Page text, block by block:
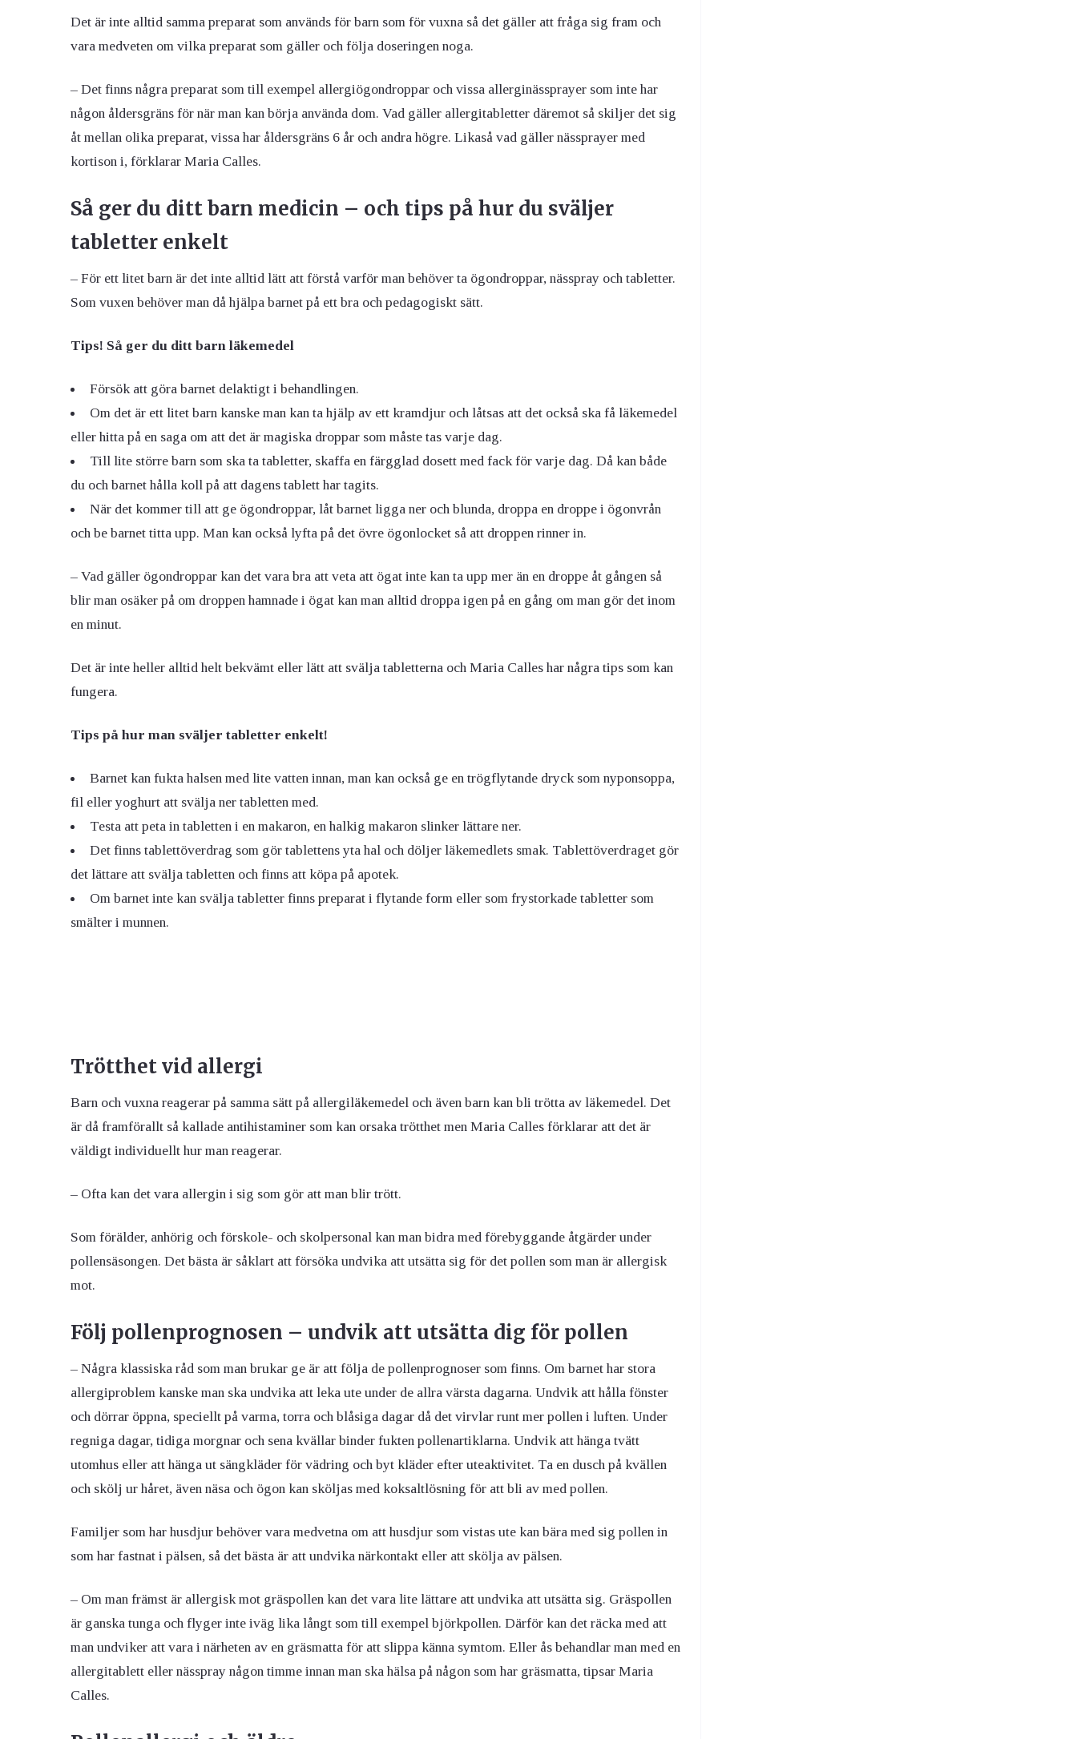
Det är inte alltid samma preparat som används för barn som för vuxna så det gäller att fråga sig fram och
vara medveten om vilka preparat som gäller och följa doseringen noga.
– Det finns några preparat som till exempel allergiögondroppar och vissa allerginässprayer som inte har
någon åldersgräns för när man kan börja använda dom. Vad gäller allergitabletter däremot så skiljer det sig
åt mellan olika preparat, vissa har åldersgräns 6 år och andra högre. Likaså vad gäller nässprayer med
kortison i, förklarar Maria Calles.
Så ger du ditt barn medicin – och tips på hur du sväljer
tabletter enkelt
– För ett litet barn är det inte alltid lätt att förstå varför man behöver ta ögondroppar, nässpray och tabletter.
Som vuxen behöver man då hjälpa barnet på ett bra och pedagogiskt sätt.
Tips! Så ger du ditt barn läkemedel
Försök att göra barnet delaktigt i behandlingen.
Om det är ett litet barn kanske man kan ta hjälp av ett kramdjur och låtsas att det också ska få läkemedel
eller hitta på en saga om att det är magiska droppar som måste tas varje dag.
Till lite större barn som ska ta tabletter, skaffa en färgglad dosett med fack för varje dag. Då kan både
du och barnet hålla koll på att dagens tablett har tagits.
När det kommer till att ge ögondroppar, låt barnet ligga ner och blunda, droppa en droppe i ögonvrån
och be barnet titta upp. Man kan också lyfta på det övre ögonlocket så att droppen rinner in.
– Vad gäller ögondroppar kan det vara bra att veta att ögat inte kan ta upp mer än en droppe åt gången så
blir man osäker på om droppen hamnade i ögat kan man alltid droppa igen på en gång om man gör det inom
en minut.
Det är inte heller alltid helt bekvämt eller lätt att svälja tabletterna och Maria Calles har några tips som kan
fungera.
Tips på hur man sväljer tabletter enkelt!
Barnet kan fukta halsen med lite vatten innan, man kan också ge en trögflytande dryck som nyponsoppa,
fil eller yoghurt att svälja ner tabletten med.
Testa att peta in tabletten i en makaron, en halkig makaron slinker lättare ner.
Det finns tablettöverdrag som gör tablettens yta hal och döljer läkemedlets smak. Tablettöverdraget gör
det lättare att svälja tabletten och finns att köpa på apotek.
Om barnet inte kan svälja tabletter finns preparat i flytande form eller som frystorkade tabletter som
smälter i munnen.
Trötthet vid allergi
Barn och vuxna reagerar på samma sätt på allergiläkemedel och även barn kan bli trötta av läkemedel. Det
är då framförallt så kallade antihistaminer som kan orsaka trötthet men Maria Calles förklarar att det är
väldigt individuellt hur man reagerar.
– Ofta kan det vara allergin i sig som gör att man blir trött.
Som förälder, anhörig och förskole- och skolpersonal kan man bidra med förebyggande åtgärder under
pollensäsongen. Det bästa är såklart att försöka undvika att utsätta sig för det pollen som man är allergisk
mot.
Följ pollenprognosen – undvik att utsätta dig för pollen
– Några klassiska råd som man brukar ge är att följa de pollenprognoser som finns. Om barnet har stora
allergiproblem kanske man ska undvika att leka ute under de allra värsta dagarna. Undvik att hålla fönster
och dörrar öppna, speciellt på varma, torra och blåsiga dagar då det virvlar runt mer pollen i luften. Under
regniga dagar, tidiga morgnar och sena kvällar binder fukten pollenartiklarna. Undvik att hänga tvätt
utomhus eller att hänga ut sängkläder för vädring och byt kläder efter uteaktivitet. Ta en dusch på kvällen
och skölj ur håret, även näsa och ögon kan sköljas med koksaltlösning för att bli av med pollen.
Familjer som har husdjur behöver vara medvetna om att husdjur som vistas ute kan bära med sig pollen in
som har fastnat i pälsen, så det bästa är att undvika närkontakt eller att skölja av pälsen.
– Om man främst är allergisk mot gräspollen kan det vara lite lättare att undvika att utsätta sig. Gräspollen
är ganska tunga och flyger inte iväg lika långt som till exempel björkpollen. Därför kan det räcka med att
man undviker att vara i närheten av en gräsmatta för att slippa känna symtom. Eller ås behandlar man med en
allergitablett eller nässpray någon timme innan man ska hälsa på någon som har gräsmatta, tipsar Maria
Calles.